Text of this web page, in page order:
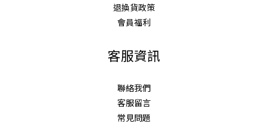
退換貨政策
會員福利
客服資訊
聯絡我們
客服留言
常見問題